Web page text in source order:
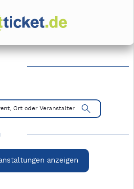
überspringen
wechseln. Mit Pfeiltasten
Ort oder Veranstalter
anzeigen